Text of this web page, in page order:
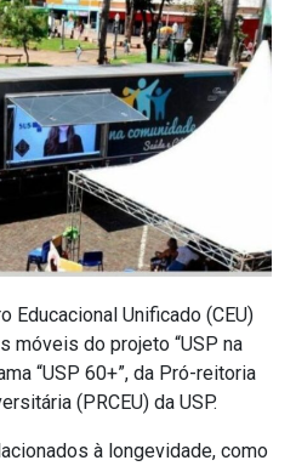
Educacional Unificado (CEU)
móveis do projeto “USP na
“USP 60+”, da Pró-reitoria
(PRCEU) da USP.
à longevidade, como